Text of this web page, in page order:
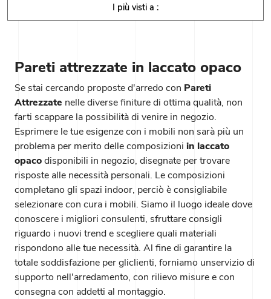
I più visti a :
Pareti attrezzate in laccato opaco
Se stai cercando proposte d'arredo con Pareti
Attrezzate nelle diverse finiture di ottima qualità, non
farti scappare la possibilità di venire in negozio.
Esprimere le tue esigenze con i mobili non sarà più un
problema per merito delle composizioni in laccato
opacodisponibili in negozio, disegnate per trovare
risposte alle necessità personali. Le composizioni
completano gli spazi indoor, perciò è consigliabile
selezionare con cura i mobili. Siamo il luogo ideale dove
conoscere i migliori consulenti, sfruttare consigli
riguardo i nuovi trend e scegliere quali materiali
rispondono alle tue necessità. Al fine di garantire la
totale soddisfazione per gliclienti, forniamo unservizio di
supporto nell'arredamento, con rilievo misure e con
consegna con addetti al montaggio.